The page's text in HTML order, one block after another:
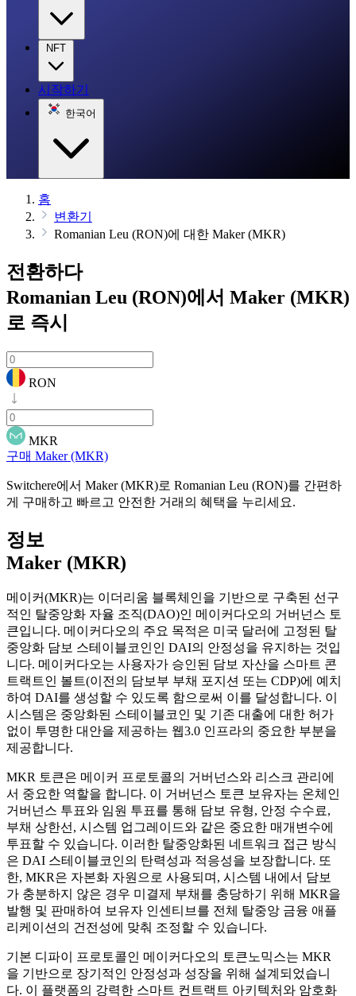
NFT
시작하기
한국어
홈
변환기
Romanian Leu (RON)에 대한 Maker (MKR)
전환하다
Romanian Leu (RON)에서 Maker (MKR)
로 즉시
RON
MKR
구매 Maker (MKR)
Switchere에서 Maker (MKR)로 Romanian Leu (RON)를 간편하
게 구매하고 빠르고 안전한 거래의 혜택을 누리세요.
정보
Maker (MKR)
메이커(MKR)는 이더리움 블록체인을 기반으로 구축된 선구
적인 탈중앙화 자율 조직(DAO)인 메이커다오의 거버넌스 토
큰입니다. 메이커다오의 주요 목적은 미국 달러에 고정된 탈
중앙화 담보 스테이블코인인 DAI의 안정성을 유지하는 것입
니다. 메이커다오는 사용자가 승인된 담보 자산을 스마트 콘
트랙트인 볼트(이전의 담보부 부채 포지션 또는 CDP)에 예치
하여 DAI를 생성할 수 있도록 함으로써 이를 달성합니다. 이
시스템은 중앙화된 스테이블코인 및 기존 대출에 대한 허가
없이 투명한 대안을 제공하는 웹3.0 인프라의 중요한 부분을
제공합니다.
MKR 토큰은 메이커 프로토콜의 거버넌스와 리스크 관리에
서 중요한 역할을 합니다. 이 거버넌스 토큰 보유자는 온체인
거버넌스 투표와 임원 투표를 통해 담보 유형, 안정 수수료,
부채 상한선, 시스템 업그레이드와 같은 중요한 매개변수에
투표할 수 있습니다. 이러한 탈중앙화된 네트워크 접근 방식
은 DAI 스테이블코인의 탄력성과 적응성을 보장합니다. 또
한, MKR은 자본화 자원으로 사용되며, 시스템 내에서 담보
가 충분하지 않은 경우 미결제 부채를 충당하기 위해 MKR을
발행 및 판매하여 보유자 인센티브를 전체 탈중앙 금융 애플
리케이션의 건전성에 맞춰 조정할 수 있습니다.
기본 디파이 프로토콜인 메이커다오의 토큰노믹스는 MKR
을 기반으로 장기적인 안정성과 성장을 위해 설계되었습니
다. 이 플랫폼의 강력한 스마트 컨트랙트 아키텍처와 암호화